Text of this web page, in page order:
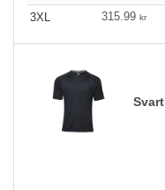
3XL
315.99 kr
Svart